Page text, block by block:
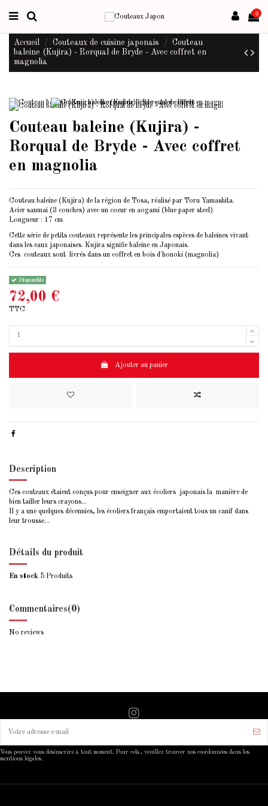
0
Accueil Couteaux de cuisine japonais
Couteau
baleine (Kujira) - Rorqual de Bryde - Avec coffret en
magnolia
Couteau baleine (Kujira) -
Rorqual de Bryde - Avec coffret
en magnolia
Couteau baleine (Kujira) de la région de Tosa, réalisé par Toru Yamashita.
Acier sanmai (3 couches) avec un coeur en aogami (blue paper steel)
Longueur : 17 cm
Cette série de petits couteaux représente les principales espèces de baleines vivant
dans les eaux japonaises. Kujira signifie baleine en Japonais.
Ces couteaux sont livrés dans un coffret en bois d'honoki (magnolia)
Disponible
72,00 €
TTC
Ajouter au panier
Description
Ces couteaux étaient conçus pour enseigner aux écoliers japonais la manière de
bien tailler leurs crayons...
Il y a une quelques décennies, les écoliers français emportaient tous un canif dans
leur trousse...
Détails du produit
En stock 5 Produits
Commentaires(0)
No reviews
Vous pouvez vous désinscrire à tout moment. Pour cela, veuillez trouver nos coordonnées dans les
mentions légales.